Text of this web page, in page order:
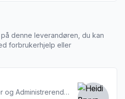
denne leverandøren, du kan
forbrukerhjelp eller
Sprudlende systematiker og Administrerende Direktør